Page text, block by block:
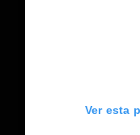
Ver esta